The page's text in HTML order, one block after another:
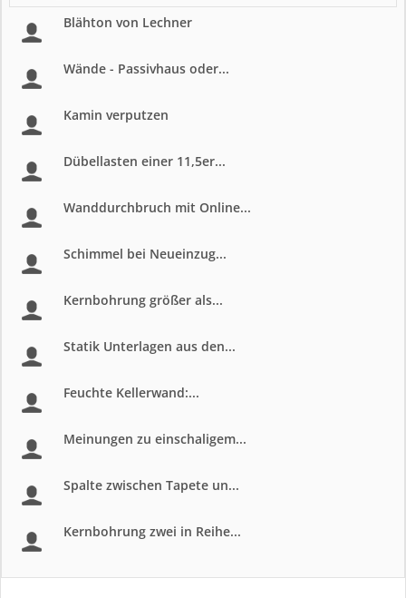
Blähton von Lechner
Wände - Passivhaus oder...
Kamin verputzen
Dübellasten einer 11,5er...
Wanddurchbruch mit Online...
Schimmel bei Neueinzug...
Kernbohrung größer als...
Statik Unterlagen aus den...
Feuchte Kellerwand:...
Meinungen zu einschaligem...
Spalte zwischen Tapete un...
Kernbohrung zwei in Reihe...